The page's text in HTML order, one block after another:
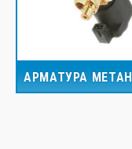
АРМАТУРА МЕТАН